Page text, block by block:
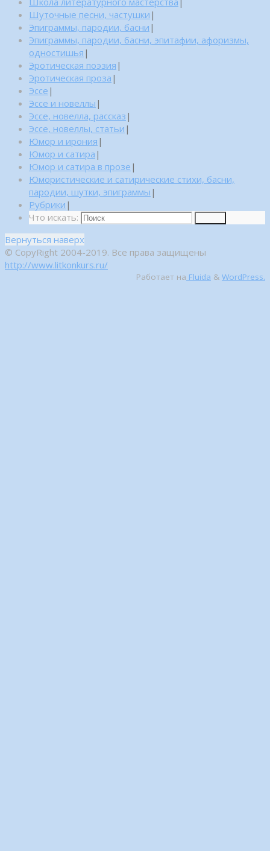
Шуточные песни, частушки |
Эпиграммы, пародии, басни |
Эпиграммы, пародии, басни, эпитафии, афоризмы,
одностишья |
Эротическая поэзия |
Эротическая проза |
Эссе |
Эссе и новеллы |
Эссе, новелла, рассказ |
Эссе, новеллы, статьи |
Юмор и ирония |
Юмор и сатира |
Юмор и сатира в прозе |
Юмористические и сатирические стихи, басни,
пародии, шутки, эпиграммы |
Рубрики |
Что искать:
Вернуться наверх
© CopyRight 2004-2019. Все права защищены
http://www.litkonkurs.ru/
Работает на Fluida & WordPress.